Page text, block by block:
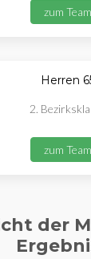
zum Team
Herren
2.
zum Team
der